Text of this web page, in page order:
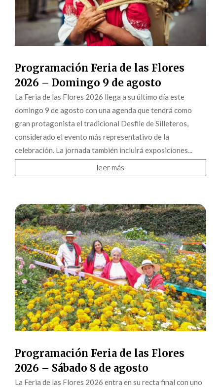
Programación Feria de las Flores
2026 – Domingo 9 de agosto
La Feria de las Flores 2026 llega a su último día este
domingo 9 de agosto con una agenda que tendrá como
gran protagonista el tradicional Desfile de Silleteros,
considerado el evento más representativo de la
celebración. La jornada también incluirá exposiciones...
leer más
Programación Feria de las Flores
2026 – Sábado 8 de agosto
La Feria de las Flores 2026 entra en su recta final con uno